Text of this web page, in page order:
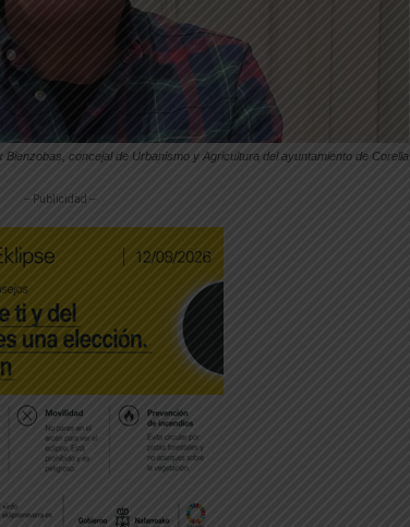
Bienzobas, concejal de Urbanismo y Agricultura del ayuntamiento de Corella
-- Publicidad --